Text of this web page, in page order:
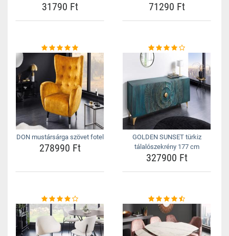
31790 Ft 71290 Ft
DON mustársárga szövet fotel
278990 Ft
GOLDEN SUNSET türkiz
tálalószekrény 177 cm
327900 Ft